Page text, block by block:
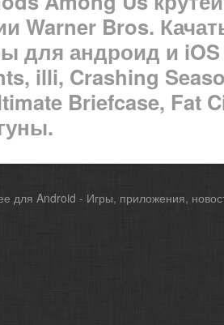
Warner Bros.
для андроид и iOS
illi, Crashing
Briefcase, Fat
для Android - Игры, приложения,